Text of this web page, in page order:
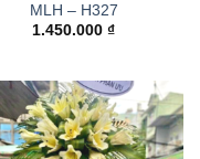
MLH – H327
1.450.000 ₫